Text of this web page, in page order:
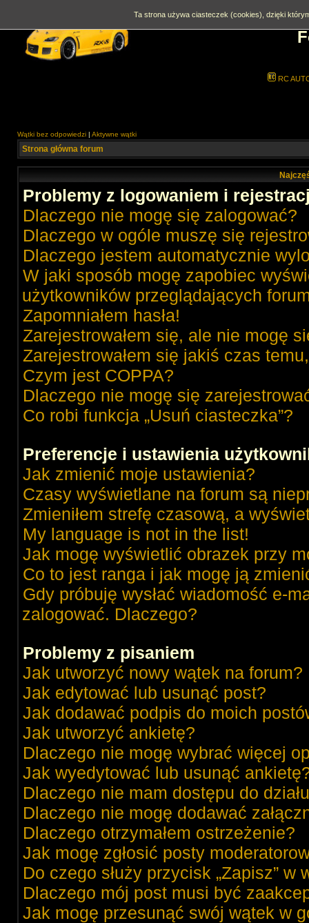
RC
Wątki bez odpowiedzi | Aktywne wątki
Strona główna forum
Problemy z logowaniem i
Dlaczego nie mogę się zalogować?
Dlaczego w ogóle muszę się
Dlaczego jestem automatycznie
W jaki sposób mogę zapobiec
użytkowników przeglądających
Zapomniałem hasła!
Zarejestrowałem się, ale nie mogę
Zarejestrowałem się jakiś czas
Czym jest COPPA?
Dlaczego nie mogę się
Co robi funkcja „Usuń ciasteczka”?
Preferencje i ustawienia
Jak zmienić moje ustawienia?
Czasy wyświetlane na forum są
Zmieniłem strefę czasową, a
My language is not in the list!
Jak mogę wyświetlić obrazek przy
Co to jest ranga i jak mogę ją
Gdy próbuję wysłać wiadomość e-
zalogować. Dlaczego?
Problemy z pisaniem
Jak utworzyć nowy wątek na forum?
Jak edytować lub usunąć post?
Jak dodawać podpis do moich
Jak utworzyć ankietę?
Dlaczego nie mogę wybrać więcej
Jak wyedytować lub usunąć
Dlaczego nie mam dostępu do
Dlaczego nie mogę dodawać
Dlaczego otrzymałem ostrzeżenie?
Jak mogę zgłosić posty
Do czego służy przycisk „Zapisz”
Dlaczego mój post musi być
Jak mogę przesunąć swój wątek w
Ta strona używa ciasteczek (cookies), dzięki